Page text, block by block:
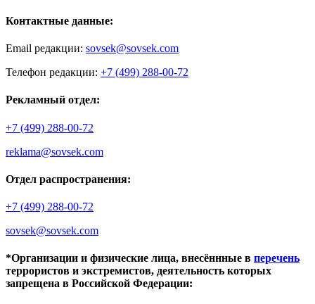
Контактные данные:
Email редакции: sovsek@sovsek.com
Телефон редакции: +7 (499) 288-00-72
Рекламный отдел:
+7 (499) 288-00-72
reklama@sovsek.com
Отдел распространения:
+7 (499) 288-00-72
sovsek@sovsek.com
*Организации и физические лица, внесённные в перечень
террористов и экстремистов, деятельность которых
запрещена в Российской Федерации: